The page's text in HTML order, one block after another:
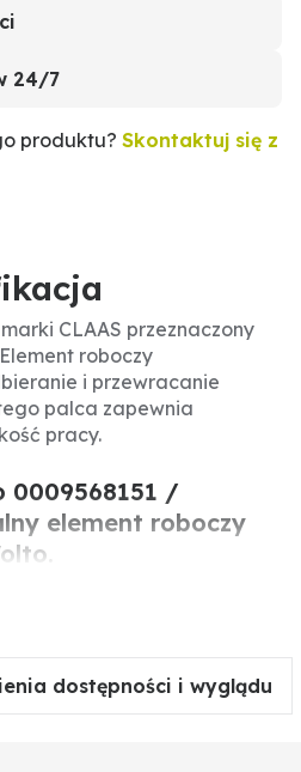
24/7
produktu? Skontaktuj się z
CLAAS przeznaczony
roboczy
i przewracanie
palca zapewnia
pracy.
0009568151 /
element roboczy
CLAAS to precyzyjnie
stosowany w
Odpowiada za delikatne
przewracanie pokosu, co
jakość paszy.
dostępności i wyglądu